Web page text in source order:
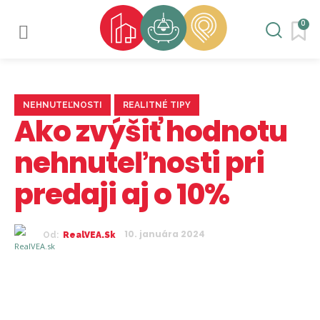
0
NEHNUTEĽNOSTI REALITNÉ TIPY
Ako zvýšiť hodnotu
nehnuteľnosti pri
predaji aj o 10%
Od: RealVEA.sk 10. januára 2024